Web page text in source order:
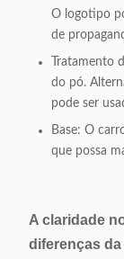
O logotipo
de
Tratamento
do pó.
pode ser
Base: O
que possa
A claridade
diferenças